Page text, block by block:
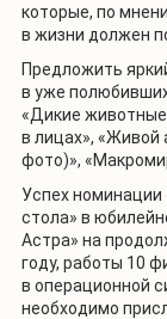
которые, по
в жизни должен
Предложить
в уже
«Дикие
в лицах», «Живой
фото)»,
Успех номинации
стола» в
Астра» на
году, работы 10
в операционной
необходимо